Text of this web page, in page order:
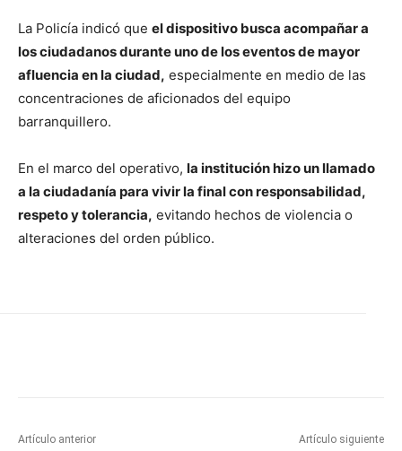
La Policía indicó que el dispositivo busca acompañar a
los ciudadanos durante uno de los eventos de mayor
afluencia en la ciudad, especialmente en medio de las
concentraciones de aficionados del equipo
barranquillero.
En el marco del operativo, la institución hizo un llamado
a la ciudadanía para vivir la final con responsabilidad,
respeto y tolerancia, evitando hechos de violencia o
alteraciones del orden público.
Artículo anterior Artículo siguiente